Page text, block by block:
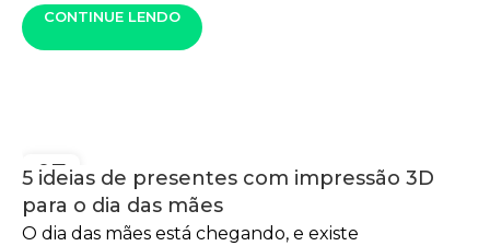
CONTINUE LENDO
07
5 ideias de presentes com impressão 3D
para o dia das mães
O dia das mães está chegando, e existe